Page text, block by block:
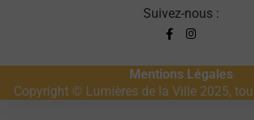
Suivez-nous :
Mentions Légales
Copyright © Lumières de la Ville 2025,